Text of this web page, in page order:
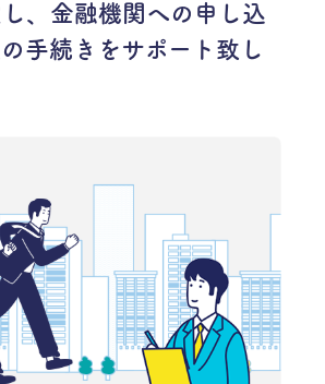
、金融機関への申し込
手続きをサポート致し